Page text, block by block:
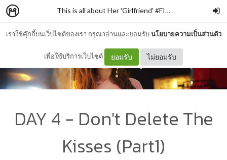
เราใช้คุ๊กกี้บนเว็บไซต์ของเรา กรุณาอ่านและยอมรับนโยบายความเป็นส่วนตัว
เพื่อใช้บริการเว็บไซต์ ยอมรับ ไม่ยอมรับ
This is all about Her 'Girlfriend' #FICTOBER
DAY 4 - Don't Delete The
Kisses (Part1)